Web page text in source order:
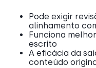
Pode exigir
alinhamento
Funciona
escrito
A eficácia da
conteúdo